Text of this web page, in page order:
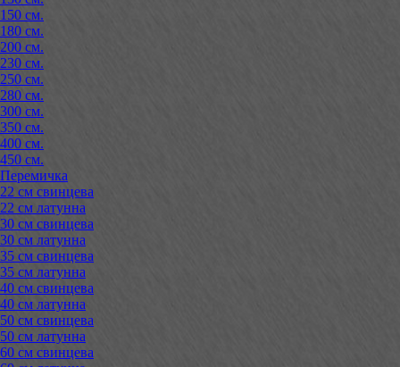
150 см.
180 см.
200 см.
230 см.
250 см.
280 см.
300 см.
350 см.
400 см.
450 см.
Перемичка
22 см свинцева
22 см латунна
30 см свинцева
30 см латунна
35 см свинцева
35 см латунна
40 см свинцева
40 см латунна
50 см свинцева
50 см латунна
60 см свинцева